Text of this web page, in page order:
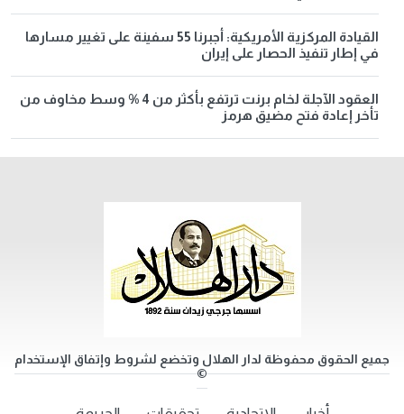
القيادة المركزية الأمريكية: أجبرنا 55 سفينة على تغيير مسارها
في إطار تنفيذ الحصار على إيران
العقود الآجلة لخام برنت ترتفع بأكثر من 4 % وسط مخاوف من
تأخر إعادة فتح مضيق هرمز
جميع الحقوق محفوظة لدار الهلال وتخضع لشروط وإتفاق الإستخدام
©